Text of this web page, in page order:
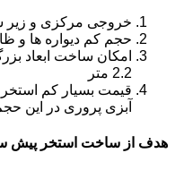
خروجی مرکزی و زیر
حجم کم دیواره ها و
2.2 متر
قیمت بسیار کم
آبزی پروری در این
هدف از ساخت استخر پیش